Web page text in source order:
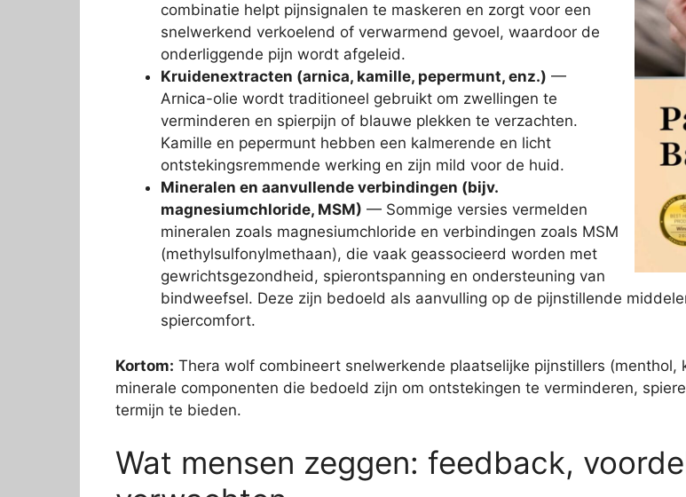
combinatie helpt pijnsignalen te maskeren en zorgt voor een
snelwerkend verkoelend of verwarmend gevoel, waardoor de
onderliggende pijn wordt afgeleid.
Kruidenextracten (arnica, kamille, pepermunt, enz.) —
Arnica-olie wordt traditioneel gebruikt om zwellingen te
verminderen en spierpijn of blauwe plekken te verzachten.
Kamille en pepermunt hebben een kalmerende en licht
ontstekingsremmende werking en zijn mild voor de huid.
Mineralen en aanvullende verbindingen (bijv.
magnesiumchloride, MSM) — Sommige versies vermelden
mineralen zoals magnesiumchloride en verbindingen zoals MSM
(methylsulfonylmethaan), die vaak geassocieerd worden met
gewrichtsgezondheid, spierontspanning en ondersteuning van
bindweefsel. Deze zijn bedoeld als aanvulling op de pijnstillende
spiercomfort.
Kortom: Thera wolf combineert snelwerkende plaatselijke pijnstillers
minerale componenten die bedoeld zijn om ontstekingen te verminderen,
termijn te bieden.
Wat mensen zeggen: feedback,